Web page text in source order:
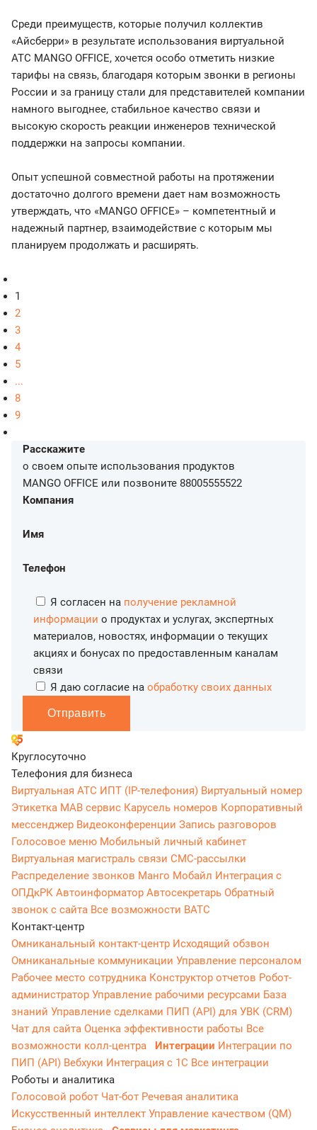
Среди преимуществ, которые получил коллектив
«Айсберри» в результате использования виртуальной
АТС MANGO OFFICE, хочется особо отметить низкие
тарифы на связь, благодаря которым звонки в регионы
России и за границу стали для представителей компании
намного выгоднее, стабильное качество связи и
высокую скорость реакции инженеров технической
поддержки на запросы компании.
Опыт успешной совместной работы на протяжении
достаточно долгого времени дает нам возможность
утверждать, что «MANGO OFFICE» – компетентный и
надежный партнер, взаимодействие с которым мы
планируем продолжать и расширять.
1
2
3
4
5
...
8
9
Расскажите
о своем опыте использования продуктов
MANGO OFFICE или позвоните 88005555522
Компания
Имя
Телефон
Я согласен на получение рекламной
информации о продуктах и услугах, экспертных
материалов, новостях, информации о текущих
акциях и бонусах по предоставленным каналам
связи
Я даю согласие на обработку своих данных
Отправить
Круглосуточно
Телефония для бизнеса
Виртуальная АТС ИПТ (IP-телефония) Виртуальный номер
Этикетка МАВ сервис Карусель номеров Корпоративный
мессенджер Видеоконференции Запись разговоров
Голосовое меню Мобильный личный кабинет
Виртуальная магистраль связи СМС-рассылки
Распределение звонков Манго Мобайл Интеграция с
ОПДкРК Автоинформатор Автосекретарь Обратный
звонок с сайта Все возможности ВАТС
Контакт-центр
Омниканальный контакт-центр Исходящий обзвон
Омниканальные коммуникации Управление персоналом
Рабочее место сотрудника Конструктор отчетов Робот-
администратор Управление рабочими ресурсами База
знаний Управление сделками ПИП (API) для УВК (CRM)
Чат для сайта Оценка эффективности работы Все
возможности колл-центра
Интеграции Интеграции по
ПИП (API) Вебхуки Интеграция с 1С Все интеграции
Роботы и аналитика
Голосовой робот Чат-бот Речевая аналитика
Искусственный интеллект Управление качеством (QM)